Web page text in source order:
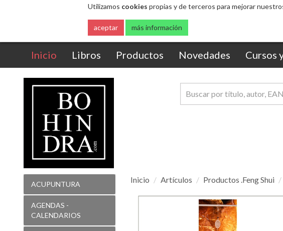
Utilizamos cookies propias y de terceros para mejorar
aceptar más información
Inicio (current)
Libros Productos Novedades Cursos
ACUPUNTURA
AGENDAS -
CALENDARIOS
Inicio Artículos Productos .Feng Shui
Colgante